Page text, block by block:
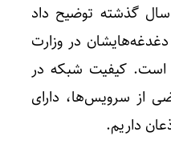
گذشته توضیح داد
در وزارت
است. کیفیت شبکه در
از سرویس‌ها، دارای
داریم.